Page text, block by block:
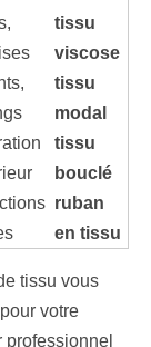
tissu
viscose
tissu
modal
tissu
bouclé
ruban
en tissu
tissu vous
votre